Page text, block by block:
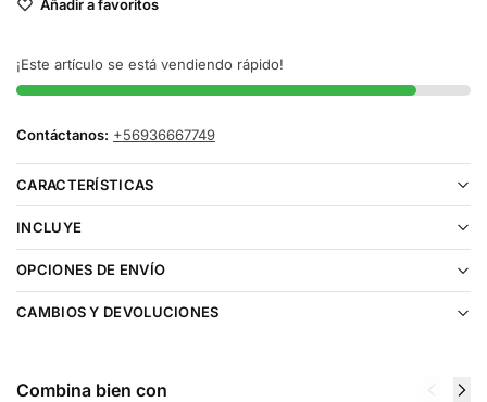
Añadir a favoritos
¡Este artículo se está vendiendo rápido!
Contáctanos: +56936667749
CARACTERÍSTICAS
INCLUYE
OPCIONES DE ENVÍO
CAMBIOS Y DEVOLUCIONES
Combina bien con